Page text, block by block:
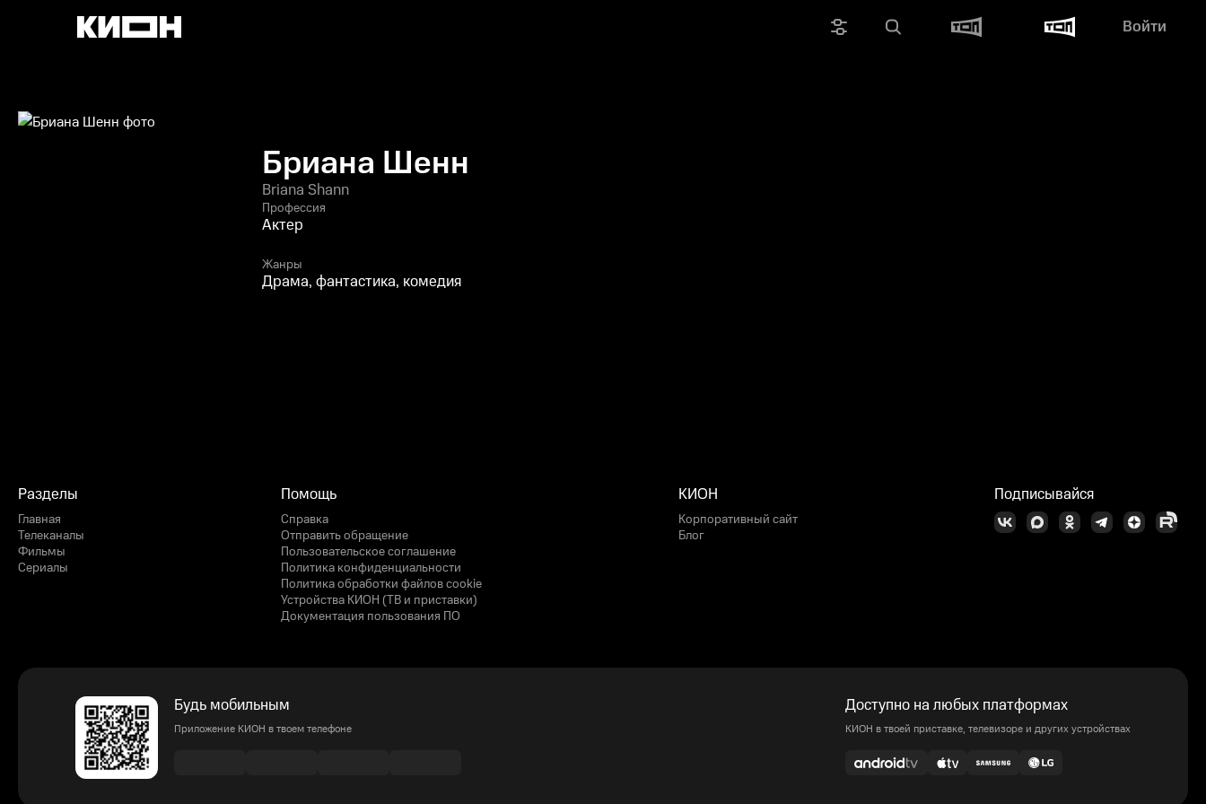
Войти
Бриана Шенн
Briana Shann
Профессия
Актер
Жанры
Драма, фантастика, комедия
Разделы
Главная
Телеканалы
Фильмы
Сериалы
Помощь
Справка
Отправить обращение
Пользовательское соглашение
Политика конфиденциальности
Политика обработки файлов cookie
Устройства КИОН (ТВ и приставки)
Документация пользования ПО
КИОН
Корпоративный сайт
Блог
Подписывайся
Будь мобильным
Приложение КИОН в твоем телефоне
Доступно на любых платформах
КИОН в твоей приставке, телевизоре и других устройствах